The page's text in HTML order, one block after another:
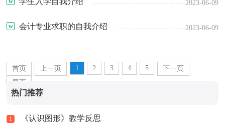
2023-06-09
会计专业求职的自我介绍 2023-06-09
首页 上一页 1 2 3 4 5
下一页
尾页
热门推荐
1 《认识图形》教学反思